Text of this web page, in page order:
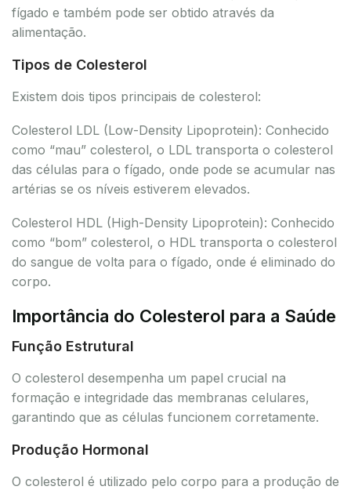
fígado e também pode ser obtido através da
alimentação.
Tipos de Colesterol
Existem dois tipos principais de colesterol:
Colesterol LDL (Low-Density Lipoprotein): Conhecido
como “mau” colesterol, o LDL transporta o colesterol
das células para o fígado, onde pode se acumular nas
artérias se os níveis estiverem elevados.
Colesterol HDL (High-Density Lipoprotein): Conhecido
como “bom” colesterol, o HDL transporta o colesterol
do sangue de volta para o fígado, onde é eliminado do
corpo.
Importância do Colesterol para a Saúde
Função Estrutural
O colesterol desempenha um papel crucial na
formação e integridade das membranas celulares,
garantindo que as células funcionem corretamente.
Produção Hormonal
O colesterol é utilizado pelo corpo para a produção de